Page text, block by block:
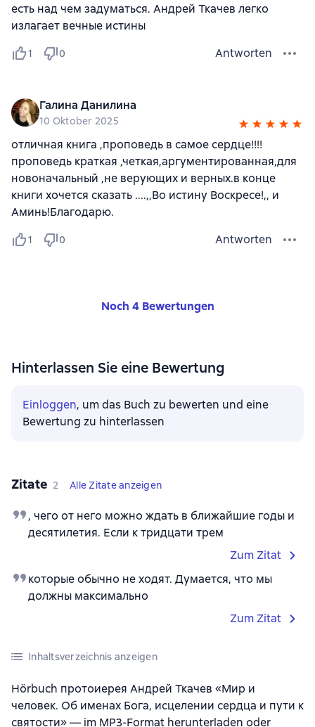
есть над чем задуматься. Андрей Ткачев легко
излагает вечные истины
1 0 Antworten
Галина Данилина
10 Oktober 2025
отличная книга ,проповедь в самое сердце!!!!
проповедь краткая ,четкая,аргументированная,для
новоначальный ,не верующих и верных.в конце
книги хочется сказать ....,,Во истину Воскресе!,, и
Аминь!Благодарю.
1 0 Antworten
Noch 4 Bewertungen
Hinterlassen Sie eine Bewertung
Einloggen, um das Buch zu bewerten und eine
Bewertung zu hinterlassen
Zitate 2 Alle Zitate anzeigen
, чего от него можно ждать в ближайшие годы и
десятилетия. Если к тридцати трем
Zum Zitat
которые обычно не ходят. Думается, что мы
должны максимально
Zum Zitat
Inhaltsverzeichnis anzeigen
Hörbuch протоиерея Андрей Ткачев «Мир и
человек. Об именах Бога, исцелении сердца и пути к
святости» — im MP3-Format herunterladen oder